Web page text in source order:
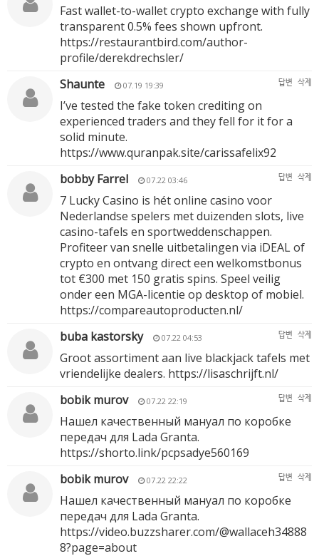
Fast wallet-to-wallet crypto exchange with fully
transparent 0.5% fees shown upfront.
https://restaurantbird.com/author-
profile/derekdrechsler/
Shaunte
07.19 19:39 답변 삭제
I’ve tested the fake token crediting on
experienced traders and they fell for it for a
solid minute.
https://www.quranpak.site/carissafelix92
bobby Farrel
07.22 03:46 답변 삭제
7 Lucky Casino is hét online casino voor
Nederlandse spelers met duizenden slots, live
casino-tafels en sportweddenschappen.
Profiteer van snelle uitbetalingen via iDEAL of
crypto en ontvang direct een welkomstbonus
tot €300 met 150 gratis spins. Speel veilig
onder een MGA-licentie op desktop of mobiel.
https://compareautoproducten.nl/
buba kastorsky
07.22 04:53 답변 삭제
Groot assortiment aan live blackjack tafels met
vriendelijke dealers. https://lisaschrijft.nl/
bobik murov
07.22 22:19 답변 삭제
Нашел качественный мануал по коробке
передач для Lada Granta.
https://shorto.link/pcpsadye560169
bobik murov
07.22 22:22 답변 삭제
Нашел качественный мануал по коробке
передач для Lada Granta.
https://video.buzzsharer.com/@wallaceh34888
8?page=about